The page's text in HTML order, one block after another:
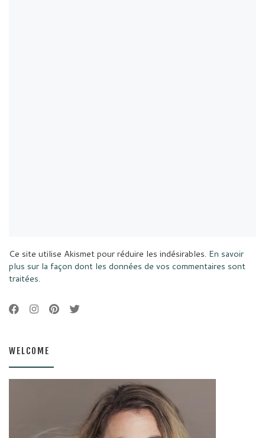
Ce site utilise Akismet pour réduire les indésirables. En savoir
plus sur la façon dont les données de vos commentaires sont
traitées.
WELCOME